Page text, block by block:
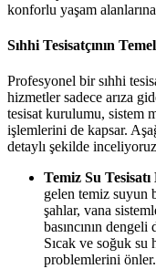
konforlu yaşam
Sıhhi Tesisatçının
Profesyonel bir sıhhi
hizmetler sadece arıza
tesisat kurulumu, sistem
işlemlerini de kapsar.
detaylı şekilde
Temiz Su
gelen temiz suyun
şahlar, vana
basıncının
Sıcak ve soğuk su
problemlerini önler.